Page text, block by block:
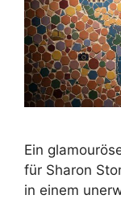
Ein
für Sharon
in einem